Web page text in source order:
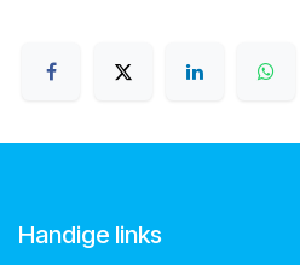
Handige links